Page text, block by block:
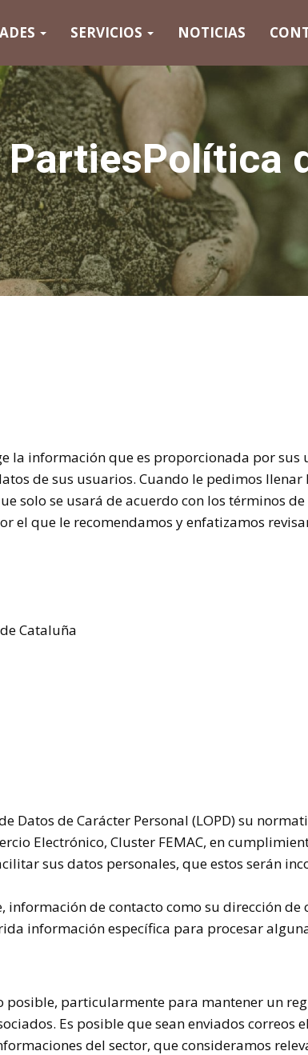
SERVICIOS NOTICIAS
la información que es proporcionada por
de sus usuarios. Cuando le pedimos
solo se usará de acuerdo con los términos
que le recomendamos y enfatizamos
Cataluña
Datos de Carácter Personal (LOPD)su
Electrónico, Cluster FEMAC, en
sus datos personales, que estos serán
de contacto como su dirección de
información específica para procesar
particularmente para mantener un
Es posible que sean enviados correos
del sector, que consideramos